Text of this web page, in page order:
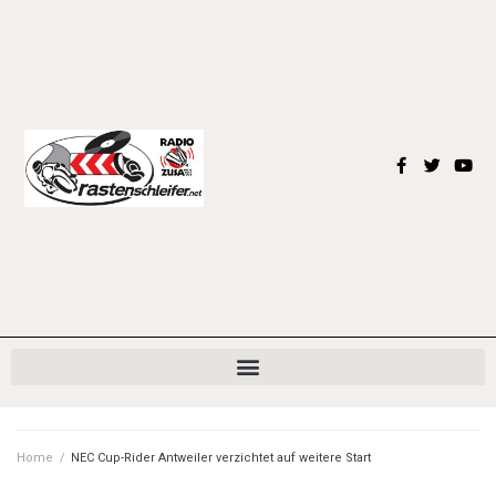
Home / NEC Cup-Rider Antweiler verzichtet auf weitere Start